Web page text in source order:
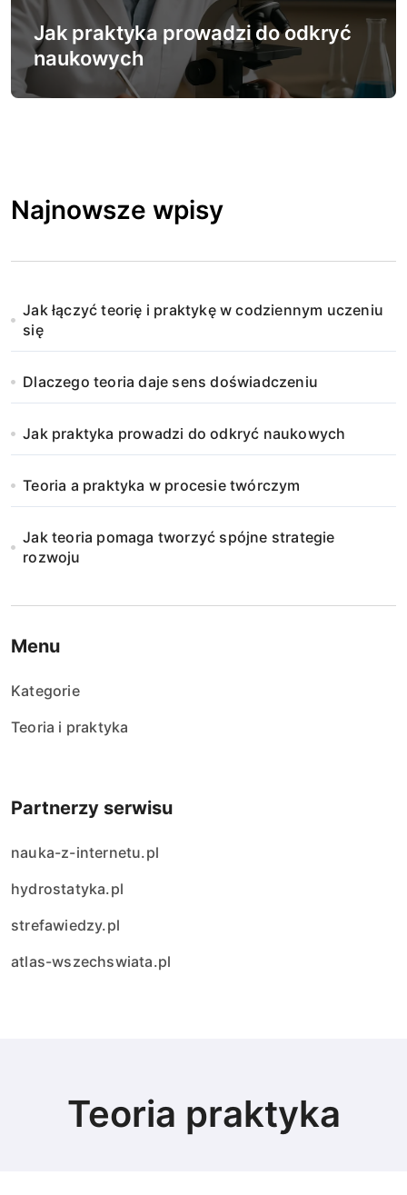
Jak praktyka prowadzi do odkryć
naukowych
Najnowsze wpisy
Jak łączyć teorię i praktykę w codziennym uczeniu
się
Dlaczego teoria daje sens doświadczeniu
Jak praktyka prowadzi do odkryć naukowych
Teoria a praktyka w procesie twórczym
Jak teoria pomaga tworzyć spójne strategie
rozwoju
Menu
Kategorie
Teoria i praktyka
Partnerzy serwisu
nauka-z-internetu.pl
hydrostatyka.pl
strefawiedzy.pl
atlas-wszechswiata.pl
Teoria praktyka